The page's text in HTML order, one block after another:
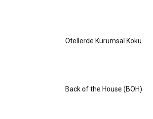
Otellerde Kurumsal Koku
Back of the House (BOH)